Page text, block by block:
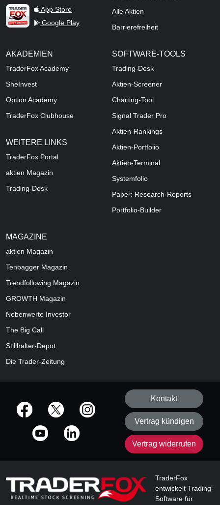
TraderFox Live Trading
App Store
Google Play
Alle Aktien
Barrierefreiheit
AKADEMIEN
TraderFox Academy
SheInvest
Option Academy
TraderFox Clubhouse
WEITERE LINKS
TraderFox Portal
aktien Magazin
Trading-Desk
SOFTWARE-TOOLS
Trading-Desk
Aktien-Screener
Charting-Tool
Signal Trader Pro
Aktien-Rankings
Aktien-Portfolio
Aktien-Terminal
Systemfolio
Paper: Research-Reports
Portfolio-Builder
MAGAZINE
aktien Magazin
Tenbagger Magazin
Trendfollowing Magazin
GROWTH Magazin
Nebenwerte Investor
The Big Call
Stillhalter-Depot
Die Trader-Zeitung
offizielle Social Media-Accounts
Kontakt
Vertrag kündigen
Vertrag widerrufen
TraderFox
entwickelt Trading-
Software für